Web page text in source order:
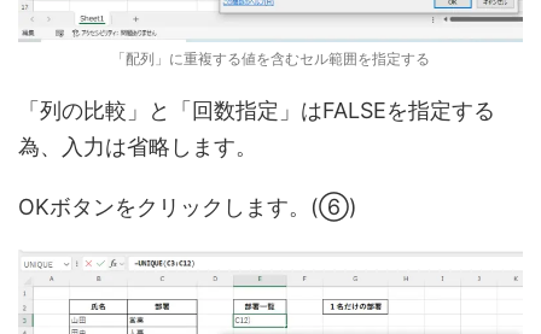
「配列」に重複する値を含むセル範囲を指定する
「列の比較」と「回数指定」はFALSEを指定する
為、入力は省略します。
OKボタンをクリックします。(⑥)